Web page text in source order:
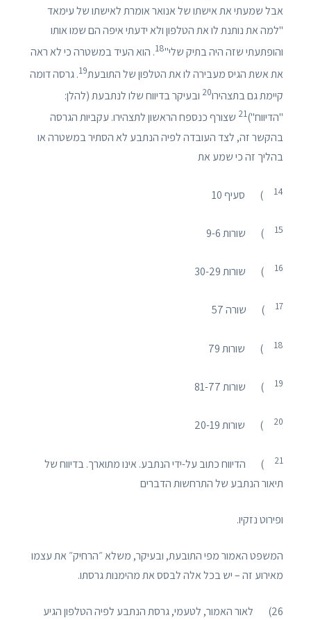
אבל שמעתי את אישתו של אנואר אומרת לאישתו של עימאד
"למה את נותנת לו את הטלפון ולא ידעתי איפה הם שמו אותו
והופתעתי שזה היה בתיק שלי"18. הוא העיד במשטרה כי לא ראה
את אשת הגיס מעבירה לו את הטלפון של התובעת19. גרסה דומה
קיימת גם בתצהירו20 ובעיקר בדיווח שלו לנתבעת (להלן:
"הדיווח")21 שצורף כנספח הראשון לתצהירו. עקביות הגרסה
בהקשר זה, לצד העובדה לפיה הנתבע לא הסתיר במשטרה או
בהליך זה כי שמע את
14 ) סעיף 10
15 ) שורות 9-6
16 ) שורות 30-29
17 ) שורה 57
18 ) שורות 79
19 ) שורות 81-77
20 ) שורות 20-19
21
) הדיווח כתוב על-ידי הנתבע. אינו מתוארך. בדיווח של
תיאור הנתבע של התרחשות הדברים
ופירוט נזקיו.
המשפט האמור מפי התובעת, ובעיקר, משלא ״הרחיק״ את עצמו
מאירוע זה – יש בכל אלה לבסס את מהימנות גרסתו.
26) לאור האמור, לטעמי, גרסת הנתבע לפיה הטלפון הגיע